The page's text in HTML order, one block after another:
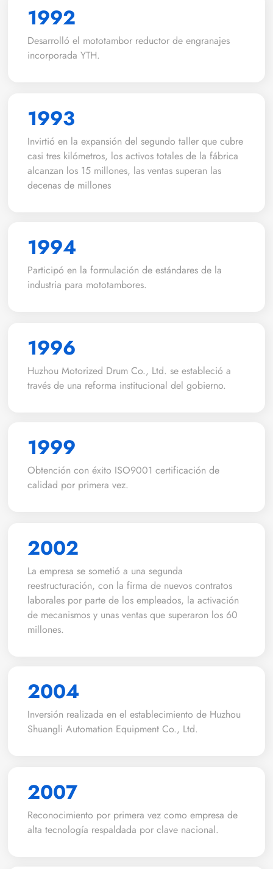
1992
Desarrolló el mototambor reductor de engranajes
incorporada YTH.
1993
Invirtió en la expansión del segundo taller que cubre
casi tres kilómetros, los activos totales de la fábrica
alcanzan los 15 millones, las ventas superan las
decenas de millones
1994
Participó en la formulación de estándares de la
industria para mototambores.
1996
Huzhou Motorized Drum Co., Ltd. se estableció a
través de una reforma institucional del gobierno.
1999
Obtención con éxito ISO9001 certificación de
calidad por primera vez.
2002
La empresa se sometió a una segunda
reestructuración, con la firma de nuevos contratos
laborales por parte de los empleados, la activación
de mecanismos y unas ventas que superaron los 60
millones.
2004
Inversión realizada en el establecimiento de Huzhou
Shuangli Automation Equipment Co., Ltd.
2007
Reconocimiento por primera vez como empresa de
alta tecnología respaldada por clave nacional.